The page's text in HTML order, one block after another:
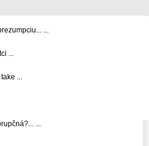
...
...
...
...